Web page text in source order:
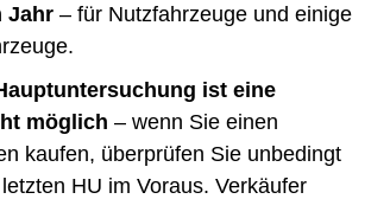
Jahr – für Nutzfahrzeuge und einige
ist eine
möglich – wenn Sie einen
kaufen, überprüfen Sie unbedingt
HU im Voraus. Verkäufer